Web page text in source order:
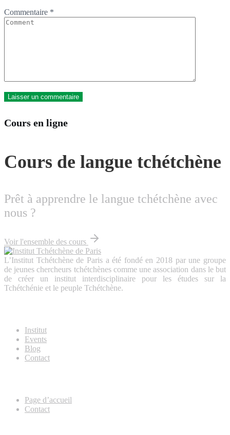
Commentaire *
Cours en ligne
Cours de langue tchétchène
Prêt à apprendre le langue tchétchène avec
nous ?
Voir l'ensemble des cours
L’Institut Tchétchène de Paris a été fondé en 2018 par une groupe
de jeunes chercheurs tchétchènes comme une association dans le but
de créer un institut interdisciplinaire pour les études sur la
Tchétchénie et le peuple Tchétchène.
Institut
Events
Blog
Contact
Page d’accueil
Contact